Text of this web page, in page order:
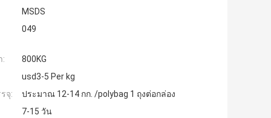
MSDS
049
:
800KG
usd3-5 Per kg
จุ:
ประมาณ 12-14 กก. /polybag 1 ถุงต่อกล่อง
7-15 วัน